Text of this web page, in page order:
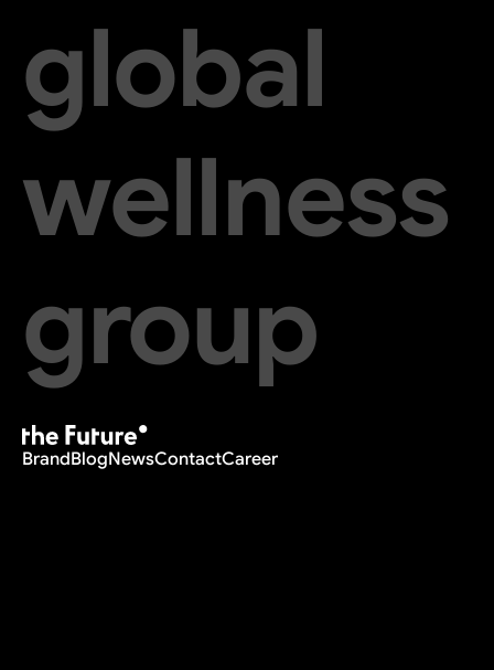
global
wellness
group
BrandBlogNewsContactCareer